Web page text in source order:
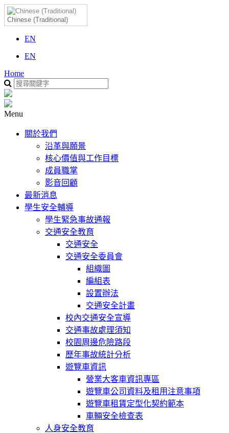
Chinese (Traditional)
EN
EN
Home
Menu
關於我們
沿革與願景
核心價值與工作目標
成員職掌
影音回顧
最新消息
學生安全輔導
學生緊急事故通報
交通安全教育
交通安全
交通安全委員會
組織圖
編組表
設置辦法
交通安全計畫
校內交通安全宣導
交通事故處理須知
校園周邊危險路段
歷年事故統計分析
遊覽車資訊
營業大客車資訊專區
遊覽車公司資料及租用注意事項
遊覽車租賃定型化契約範本
車輛安全檢查表
人身安全教育